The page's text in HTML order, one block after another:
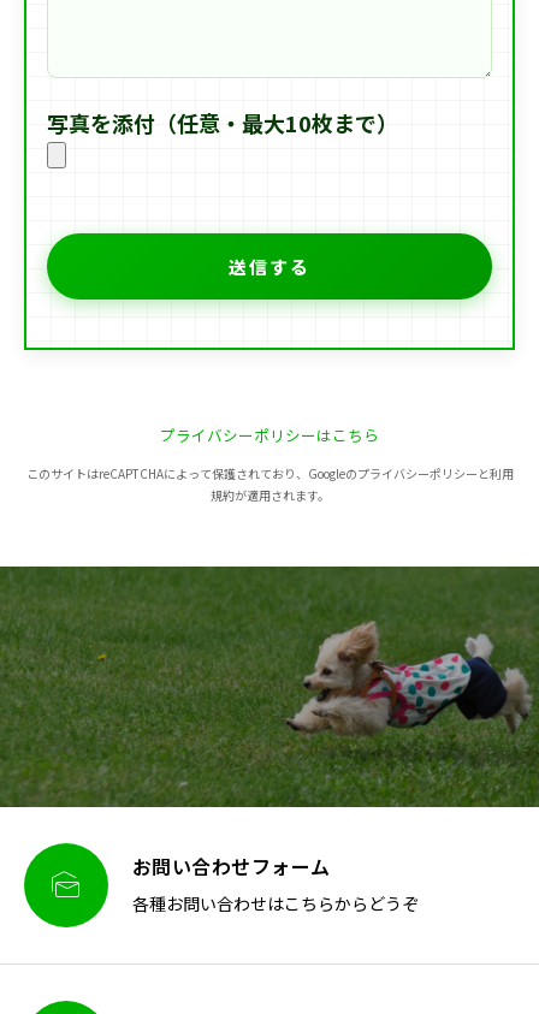
写真を添付（任意・最大10枚まで）
プライバシーポリシーはこちら
このサイトはreCAPTCHAによって保護されており、Googleのプライバシーポリシーと利用
規約が適用されます。
 お問い合わせフォーム
各種お問い合わせはこちらからどうぞ